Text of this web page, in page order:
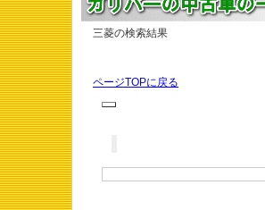
三菱の検索結果
ページTOPに戻る